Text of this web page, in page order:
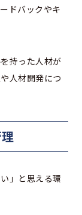
ドバックやキ
持った人材が
人材開発につ
」と思える環